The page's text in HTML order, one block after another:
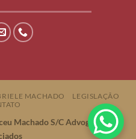
MACHADO
LEGISLAÇÃO
Machado S/C Advogados